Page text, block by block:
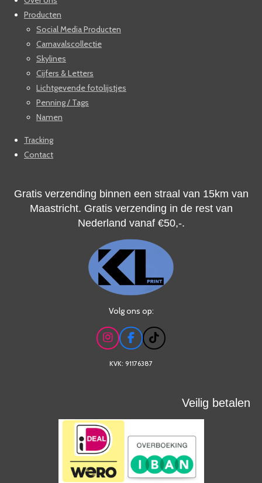
Producten
Social Media Producten
Carnavalscollectie
Skylines
Cijfers & Letters
Lichtgevende fotolijstjes
Penning / Tags
Namen
Tracking
Contact
Gratis verzending binnen een straal van 15km van
Maastricht. Gratis verzending in de rest van
Nederland vanaf €50,-.
Volg ons op:
I
n
s
m
F
a
c
T
i
KVK: 91176387
Veilig betalen